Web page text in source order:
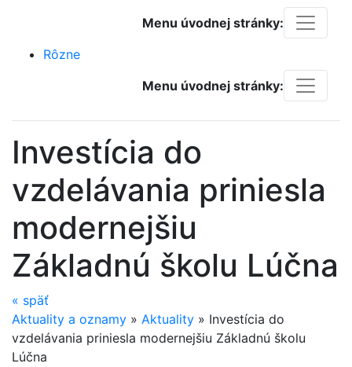
Menu úvodnej stránky:
Rôzne
Menu úvodnej stránky:
Investícia do
vzdelávania priniesla
modernejšiu
Základnú školu Lúčna
« späť
Aktuality a oznamy » Aktuality » Investícia do
vzdelávania priniesla modernejšiu Základnú školu
Lúčna